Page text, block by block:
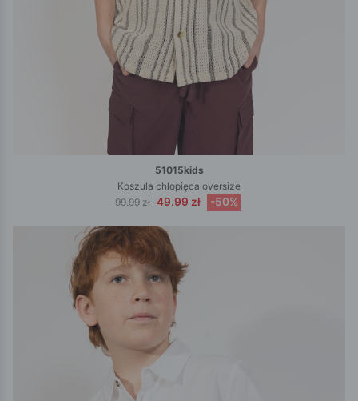
51015kids
Koszula chłopięca oversize
99.99 zł 49.99 zł -50%